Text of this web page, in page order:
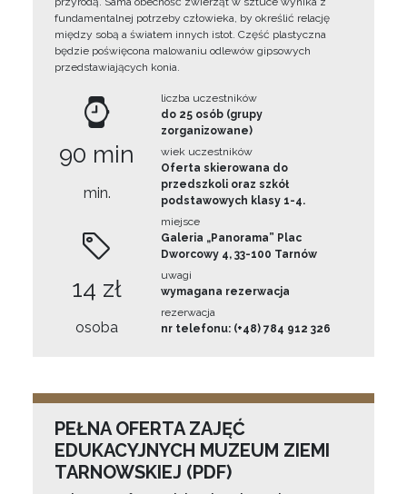
fundamentalnej potrzeby człowieka, by określić relację
między sobą a światem innych istot. Część plastyczna
będzie poświęcona malowaniu odlewów gipsowych
przedstawiających konia.
90 min
min.
14 zł
osoba
liczba uczestników
do 25 osób (grupy
zorganizowane)
wiek uczestników
Oferta skierowana do
przedszkoli oraz szkół
podstawowych klasy 1-4.
miejsce
Galeria „Panorama” Plac
Dworcowy 4, 33-100 Tarnów
uwagi
wymagana rezerwacja
rezerwacja
nr telefonu: (+48) 784 912 326
PEŁNA OFERTA ZAJĘĆ
EDUKACYJNYCH MUZEUM ZIEMI
TARNOWSKIEJ (PDF)